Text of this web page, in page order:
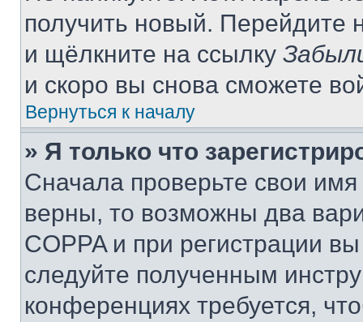
получить новый. Перейдите
и щёлкните на ссылку
и скоро вы снова сможете
Вернуться к началу
» Я только что
Сначала проверьте свои
верны, то возможны два
COPPA и при регистрации
следуйте полученным
конференциях требуется,